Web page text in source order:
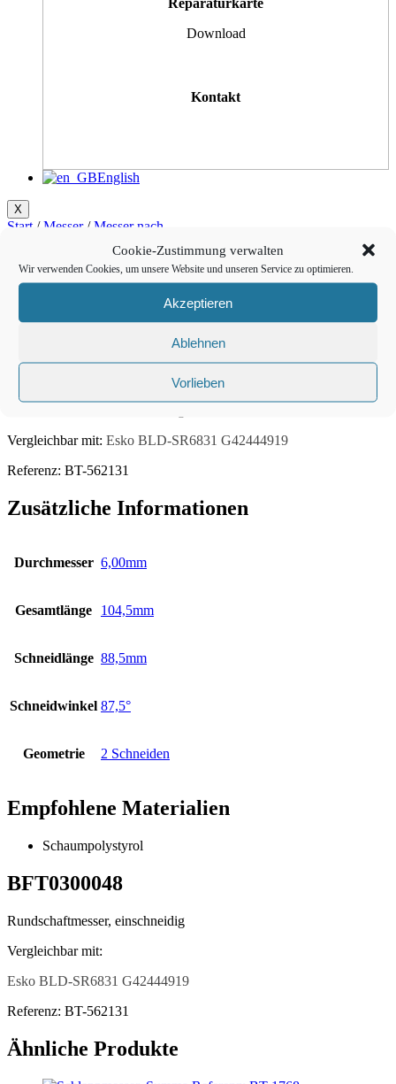
Cookie-Zustimmung verwalten
Wir verwenden Cookies, um unsere Website und unseren Service zu optimieren.
Akzeptieren
Ablehnen
Vorlieben
Download
Kontakt
English
X
Start /Messer/Messer nach
Zusätzliche Informationen
Empfohlene Materialien
Beschreibung
Vergleichbar mit: Esko BLD-SR6831 G42444919
Referenz: BT-562131
Zusätzliche Informationen
Durchmesser 6,00mm
Gesamtlänge 104,5mm
Schneidlänge 88,5mm
Schneidwinkel 87,5°
Geometrie 2 Schneiden
Empfohlene Materialien
Schaumpolystyrol
BFT0300048
Rundschaftmesser, einschneidig
Vergleichbar mit:
Esko BLD-SR6831 G42444919
Referenz: BT-562131
Ähnliche Produkte